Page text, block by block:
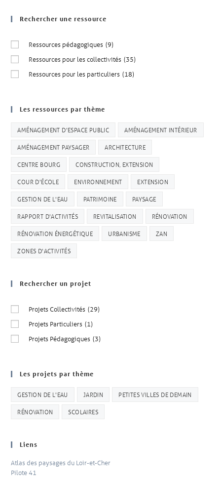
Rechercher une ressource
Ressources pédagogiques (9)
Ressources pour les collectivités (35)
Ressources pour les particuliers (18)
Les ressources par thème
AMÉNAGEMENT D'ESPACE PUBLIC AMÉNAGEMENT INTÉRIEUR
AMÉNAGEMENT PAYSAGER ARCHITECTURE
CENTRE BOURG CONSTRUCTION, EXTENSION
COUR D'ÉCOLE ENVIRONNEMENT EXTENSION
GESTION DE L'EAU PATRIMOINE PAYSAGE
RAPPORT D'ACTIVITÉS REVITALISATION RÉNOVATION
RÉNOVATION ÉNERGÉTIQUE URBANISME ZAN
ZONES D'ACTIVITÉS
Rechercher un projet
Projets Collectivités (29)
Projets Particuliers (1)
Projets Pédagogiques (3)
Les projets par thème
GESTION DE L'EAU JARDIN PETITES VILLES DE DEMAIN
RÉNOVATION SCOLAIRES
Liens
Atlas des paysages du Loir-et-Cher
Pilote 41